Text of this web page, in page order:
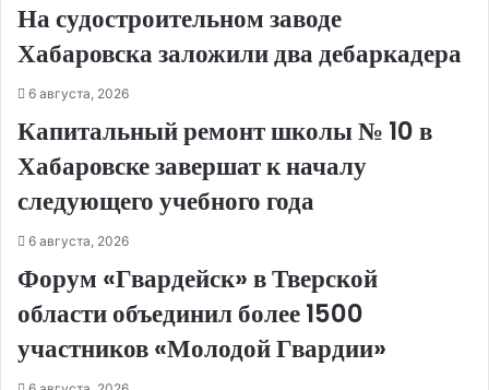
На судостроительном заводе
Хабаровска заложили два дебаркадера
6 августа, 2026
Капитальный ремонт школы № 10 в
Хабаровске завершат к началу
следующего учебного года
6 августа, 2026
Форум «Гвардейск» в Тверской
области объединил более 1500
участников «Молодой Гвардии»